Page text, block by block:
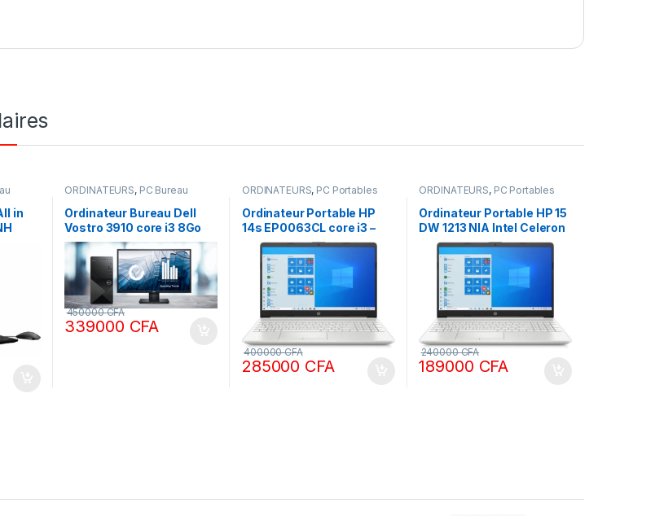
in
ORDINATEURS, PC Bureau
Ordinateur Bureau Dell
Vostro 3910 core i3 8Go
Ram DDR4 512 SSD écran
22 pouces Full HD
339000 CFA
450000CFA
ORDINATEURS, PC Portables
Ordinateur Portable HP
14s EP0063CL core i3 –
8gb Ram ddr4 – 512 SSD –
14 Pouces, clavier
rétroéclairé, carte
graphique
285000 CFA
400000CFA
ORDINATEURS, PC Portables
Ordinateur Portable HP 15
DW 1213 NIA Intel Celeron
12th Gen 4Go Ram 512Go
SSD Windows 10 Pro
Ecran 15,6″
189000 CFA
240000CFA